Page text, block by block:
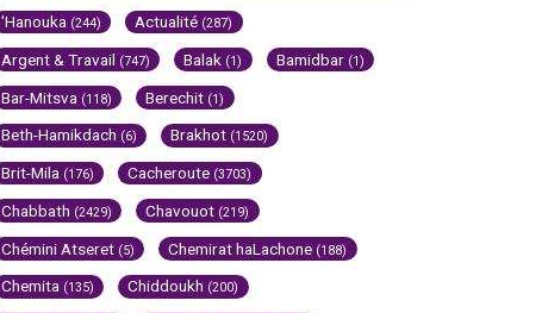
'Hanouka (244) Actualité (287)
Argent & Travail (747) Balak (1) Bamidbar (1)
Bar-Mitsva (118) Berechit (1)
Beth-Hamikdach (6) Brakhot (1520)
Brit-Mila (176) Cacheroute (3703)
Chabbath (2429) Chavouot (219)
Chémini Atseret (5) Chemirat haLachone (188)
Chemita (135) Chiddoukh (200)